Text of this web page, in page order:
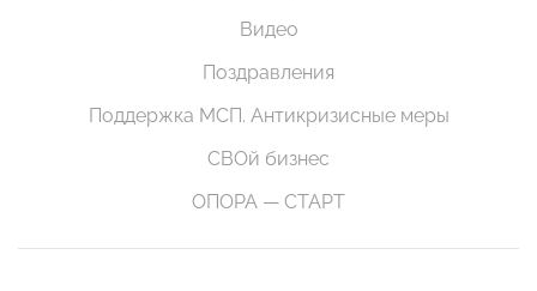
Видео
Поздравления
Поддержка МСП. Антикризисные меры
СВОй бизнес
ОПОРА — СТАРТ